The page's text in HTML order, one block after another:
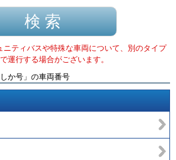
ニティバスや特殊な車両について、別のタイプ
運行する場合がございます。
か号 」 の車両番号